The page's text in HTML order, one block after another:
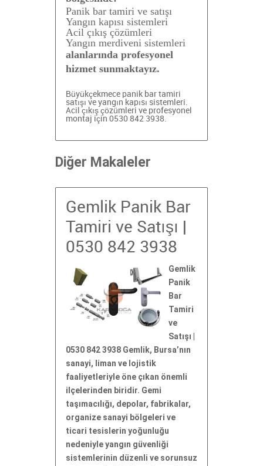
Panik bar tamiri ve satışı
Yangın kapısı sistemleri
Acil çıkış çözümleri
Yangın merdiveni sistemleri
alanlarında profesyonel
hizmet sunmaktayız.
Büyükçekmece panik bar tamiri
satışı ve yangın kapısı sistemleri.
Acil çıkış çözümleri ve profesyonel
montaj için 0530 842 3938.
Diğer Makaleler
Gemlik Panik Bar
Tamiri ve Satışı |
0530 842 3938
Gemlik
Panik
Bar
Tamiri
ve
Satışı |
0530 842 3938 Gemlik, Bursa’nın
sanayi, liman ve lojistik
faaliyetleriyle öne çıkan önemli
ilçelerinden biridir. Gemi
taşımacılığı, depolar, fabrikalar,
organize sanayi bölgeleri ve
ticari tesislerin yoğunluğu
nedeniyle yangın güvenliği
sistemlerinin düzenli ve sorunsuz